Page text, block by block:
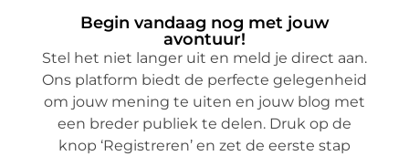
Begin vandaag nog met jouw
avontuur!
Stel het niet langer uit en meld je direct aan.
Ons platform biedt de perfecte gelegenheid
om jouw mening te uiten en jouw blog met
een breder publiek te delen. Druk op de
knop ‘Registreren’ en zet de eerste stap